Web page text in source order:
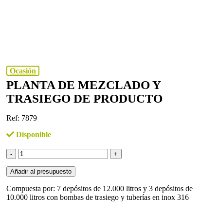
Ocasión
PLANTA DE MEZCLADO Y
TRASIEGO DE PRODUCTO
Ref: 7879
Disponible
Planta
de
mezclado
y
trasiego
de
Añadir al presupuesto
Compuesta por: 7 depósitos de 12.000 litros y 3 depósitos de
10.000 litros con bombas de trasiego y tuberías en inox 316